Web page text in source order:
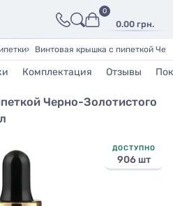
0.00 грн.
0
Винтовая крышка с пипеткой
Комплектация Отзывы
Черно-Золотистого
ДОСТУПНО
906 шт